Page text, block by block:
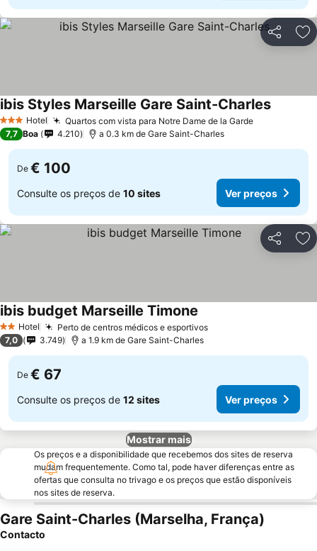
Partilhar
3 EstrelasHotel Quartos com vista para Notre Dame de la GardeVer preços
ibis Styles Marseille Gare Saint-CharlesVer
7,7 Boa 4.210 a 0.3 km de Gare Saint-Charles
De € 100
Consulte os preços de 10 sites Ver preços
Partilhar
2 Estrelas
Hotel Perto de centros médicos e esportivosVer preços
ibis budget Marseille Timone
7,0 3.749 a 1.9 km de Gare Saint-Charles
De € 67
Consulte os preços de 12 sites Ver preços
Mostrar mais
Os preços e a disponibilidade que recebemos dos sites de reserva
mudam frequentemente. Como tal, pode haver diferenças entre as
ofertas que consulta no trivago e os preços que estão disponíveis
nos sites de reserva.
Gare Saint-Charles (Marselha, França)
Contacto